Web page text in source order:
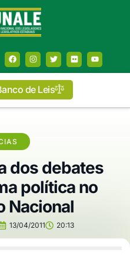
de Leis
dos debates
política no
Nacional
13/04/2011 20:13